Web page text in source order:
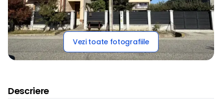
Vezi toate fotografiile
Descriere